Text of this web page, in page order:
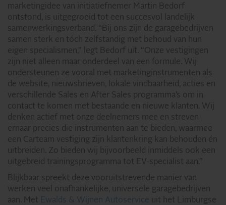
marketingidee van initiatiefnemer Martin Bedorf
ontstond, is uitgegroeid tot een succesvol landelijk
samenwerkingsverband. “Bij ons zijn de garagebedrijven
samen sterk en tóch zelfstandig met behoud van hun
eigen specialismen,” legt Bedorf uit. “Onze vestigingen
zijn niet alleen maar onderdeel van een formule. Wij
ondersteunen ze vooral met marketinginstrumenten als
de website, nieuwsbrieven, lokale vindbaarheid, acties en
verschillende Sales en After Sales programma’s om in
contact te komen met bestaande en nieuwe klanten. Wij
denken actief met onze deelnemers mee en streven
ernaar precies die instrumenten aan te bieden, waarmee
een Carteam vestiging zijn klantenkring kan behouden én
uitbreiden. Zo bieden wij bijvoorbeeld inmiddels ook een
uitgebreid trainingsprogramma tot EV-specialist aan.”
Blijkbaar spreekt deze vooruitstrevende manier van
werken veel onafhankelijke, universele garagebedrijven
aan. Met Ewalds & Wijnen Autoservice uit het Limburgse